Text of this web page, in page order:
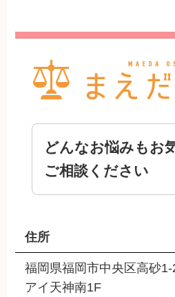
どんなお悩みもお
ご相談ください
住所
福岡県福岡市中央区高砂
アイ天神南1F